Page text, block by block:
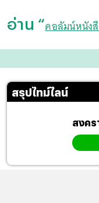
อ่าน “คอลัมน์หนัง
สรุปไทม์ไลน์
สงคร